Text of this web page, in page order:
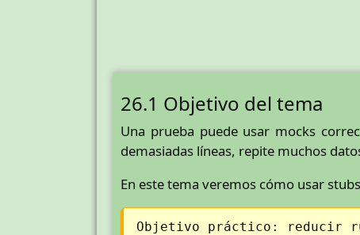
26.1 Objetivo del tema
Una prueba puede usar mocks
demasiadas líneas, repite muchos
En este tema veremos cómo usar
Objetivo práctico: reducir